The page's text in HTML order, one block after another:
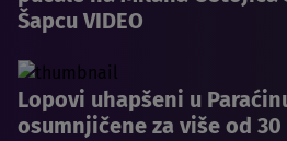
Šapcu VIDEO
Lopovi uhapšeni u
osumnjičene za više od 30